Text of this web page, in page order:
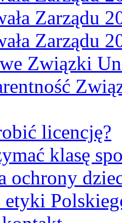
Zarządu
Zarządu
Związki
licencję?
klasę
ochrony
etyki